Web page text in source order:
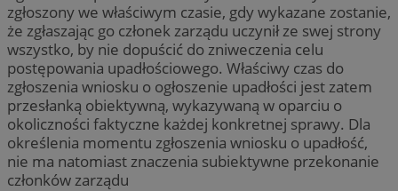
zgłoszony we właściwym czasie, gdy wykazane zostanie,
że zgłaszając go członek zarządu uczynił ze swej strony
wszystko, by nie dopuścić do zniweczenia celu
postępowania upadłościowego. Właściwy czas do
zgłoszenia wniosku o ogłoszenie upadłości jest zatem
przesłanką obiektywną, wykazywaną w oparciu o
okoliczności faktyczne każdej konkretnej sprawy. Dla
określenia momentu zgłoszenia wniosku o upadłość,
nie ma natomiast znaczenia subiektywne przekonanie
członków zarządu